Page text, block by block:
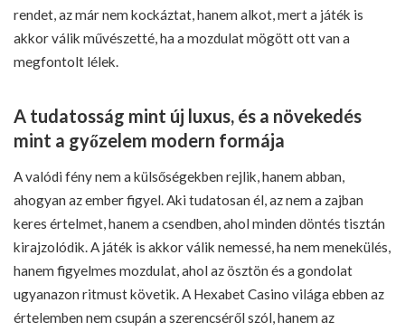
rendet, az már nem kockáztat, hanem alkot, mert a játék is
akkor válik művészetté, ha a mozdulat mögött ott van a
megfontolt lélek.
A tudatosság mint új luxus, és a növekedés
mint a győzelem modern formája
A valódi fény nem a külsőségekben rejlik, hanem abban,
ahogyan az ember figyel. Aki tudatosan él, az nem a zajban
keres értelmet, hanem a csendben, ahol minden döntés tisztán
kirajzolódik. A játék is akkor válik nemessé, ha nem menekülés,
hanem figyelmes mozdulat, ahol az ösztön és a gondolat
ugyanazon ritmust követik. A Hexabet Casino világa ebben az
értelemben nem csupán a szerencséről szól, hanem az